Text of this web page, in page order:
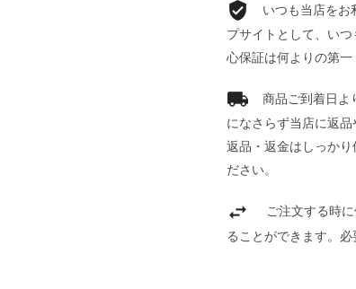
いつも当店を
プサイトとして、い
心保証は何よりの第一
商品ご到着日よ
になさらず当店に返
返品・返金はしっか
ださい。
ご注文する時
ることができます。必